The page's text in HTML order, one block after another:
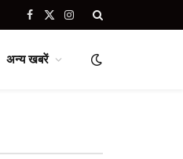
Facebook
X
Instagram
अन्य खबरें